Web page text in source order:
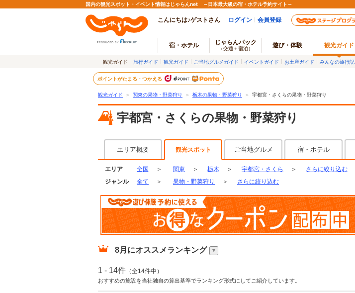
国内の観光スポット・イベント情報はじゃらんnet ～日本最大級の宿・ホテル予約サイト～
こんにちは♪ゲストさん ログイン 会員登録
宿・ホテル じゃらんパック
（交通＋宿泊） 遊び・体験 観光ガイド
観光ガイド 旅行ガイド 観光ガイド ご当地グルメガイド イベントガイド お土産ガイド みんなの旅行記
ポイントがたまる・つかえる
観光ガイド ＞ 関東の果物・野菜狩り ＞ 栃木の果物・野菜狩り ＞ 宇都宮・さくらの果物・野菜狩り
宇都宮・さくらの果物・野菜狩り
エリア概要 観光スポット ご当地グルメ 宿・ホテル
エリア 全国 ＞ 関東 ＞ 栃木 ＞ 宇都宮・さくら ＞
さらに絞り込む
ジャンル
全て ＞ 果物・野菜狩り ＞ さらに絞り込む
8月 にオススメランキング
1 - 14件 （全14件中）
おすすめの施設を当社独自の算出基準でランキング形式にしてご紹介しています。